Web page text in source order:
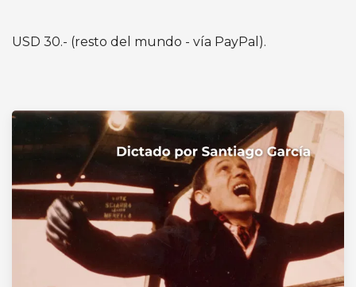
USD 30.- (resto del mundo - vía PayPal).